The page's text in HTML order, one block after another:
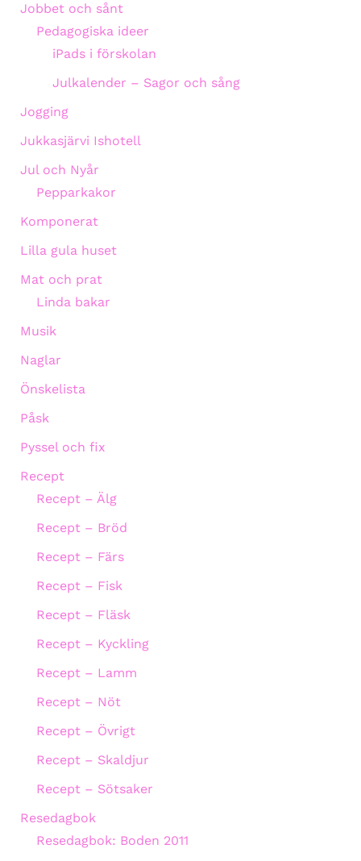
Jobbet och sånt
Pedagogiska ideer
iPads i förskolan
Julkalender – Sagor och sång
Jogging
Jukkasjärvi Ishotell
Jul och Nyår
Pepparkakor
Komponerat
Lilla gula huset
Mat och prat
Linda bakar
Musik
Naglar
Önskelista
Påsk
Pyssel och fix
Recept
Recept – Älg
Recept – Bröd
Recept – Färs
Recept – Fisk
Recept – Fläsk
Recept – Kyckling
Recept – Lamm
Recept – Nöt
Recept – Övrigt
Recept – Skaldjur
Recept – Sötsaker
Resedagbok
Resedagbok: Boden 2011